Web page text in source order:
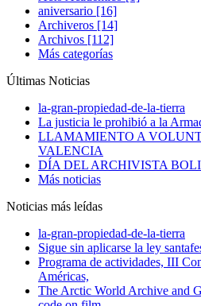
aniversario [16]
Archiveros [14]
Archivos [112]
Más categorías
Últimas Noticias
la-gran-propiedad-de-la-tierra
La justicia le prohibió a la
LLAMAMIENTO A
VALENCIA
DÍA DEL ARCHIVISTA
Más noticias
Noticias más leídas
la-gran-propiedad-de-la-tierra
Sigue sin aplicarse la ley
Programa de actividades, III
Américas,
The Arctic World Archive and